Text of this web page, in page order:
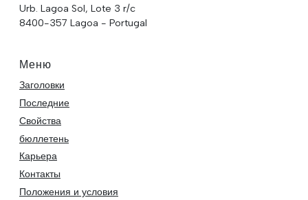
Urb. Lagoa Sol, Lote 3 r/c
8400-357 Lagoa - Portugal
Меню
Заголовки
Последние
Свойства
бюллетень
Карьера
Контакты
Положения и условия